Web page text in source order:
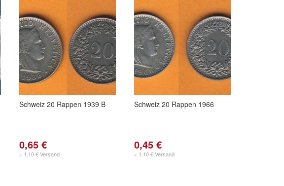
Schweiz 20 Rappen 1939 B
0,65 €
+ 1,10 € Versand
Schweiz 20 Rappen 1966
0,45 €
+ 1,10 € Versand